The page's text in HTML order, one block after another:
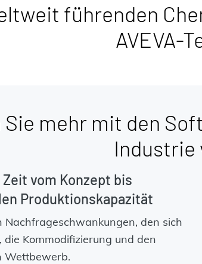
führenden
AVEVA-
mehr mit den
Industrie
vom Konzept bis
Produktionskapazität
Nachfrageschwankungen, den sich
Kommodifizierung und den
Wettbewerb.